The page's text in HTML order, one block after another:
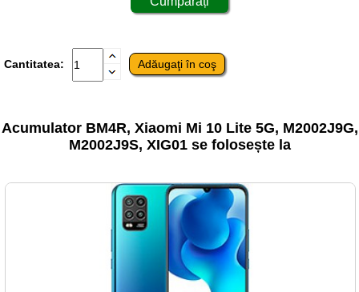
Cantitatea:
Acumulator BM4R, Xiaomi Mi 10 Lite 5G, M2002J9G,
M2002J9S, XIG01 se folosește la